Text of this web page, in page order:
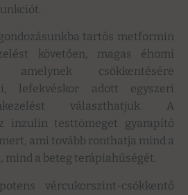
tartós metformin
követően, magas éhomi
amelynek csökkentésére
lefekvéskor adott egyszeri
választhatjuk. A
inzulin testtömeget gyarapító
ami tovább ronthatja mind a
a beteg terápiahűségét.
vércukorszint-csökkentő